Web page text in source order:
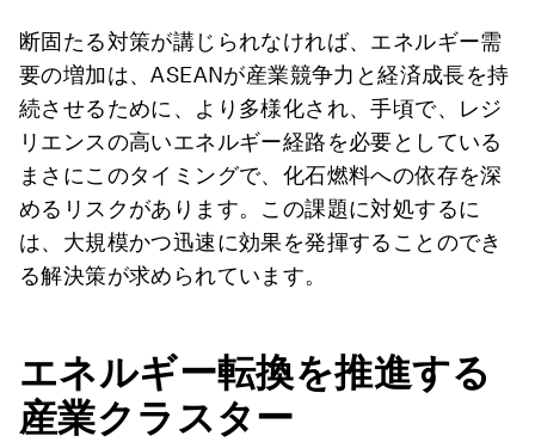
断固たる対策が講じられなければ、エネルギー需
要の増加は、ASEANが産業競争力と経済成長を持
続させるために、より多様化され、手頃で、レジ
リエンスの高いエネルギー経路を必要としている
まさにこのタイミングで、化石燃料への依存を深
めるリスクがあります。この課題に対処するに
は、大規模かつ迅速に効果を発揮することのでき
る解決策が求められています。
エネルギー転換を推進する
産業クラスター